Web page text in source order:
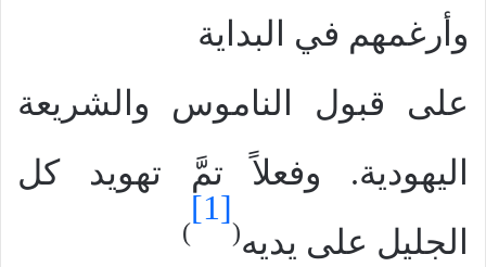
وأرغمهم في البداية
على قبول الناموس والشريعة
اليهودية. وفعلاً تمَّ تهويد كل
الجليل على يديه(
[1]
)